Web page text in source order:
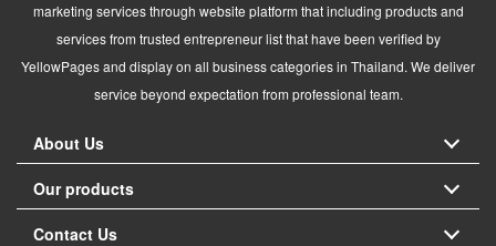
marketing services through website platform that including products and
services from trusted entrepreneur list that have been verified by
YellowPages and display on all business categories in Thailand. We deliver
service beyond expectation from professional team.
About Us
Our products
Contact Us